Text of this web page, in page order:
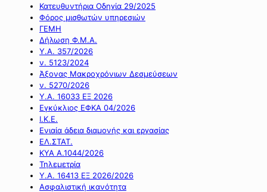
Κατευθυντήρια Οδηγία 29/2025
Φόρος μισθωτών υπηρεσιών
ΓΕΜΗ
Δήλωση Φ.Μ.Α.
Υ.Α. 357/2026
ν. 5123/2024
Άξονας Μακροχρόνιων Δεσμεύσεων
ν. 5270/2026
Υ.Α. 16033 ΕΞ 2026
Εγκύκλιος ΕΦΚΑ 04/2026
Ι.Κ.Ε.
Ενιαία άδεια διαμονής και εργασίας
ΕΛ.ΣΤΑΤ.
ΚΥΑ Α.1044/2026
Τηλεμετρία
Υ.Α. 16413 ΕΞ 2026/2026
Ασφαλιστική ικανότητα